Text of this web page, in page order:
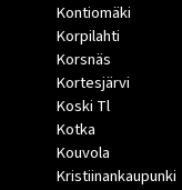
Kontiomäki
Korpilahti
Korsnäs
Kortesjärvi
Koski Tl
Kotka
Kouvola
Kristiinankaupunki